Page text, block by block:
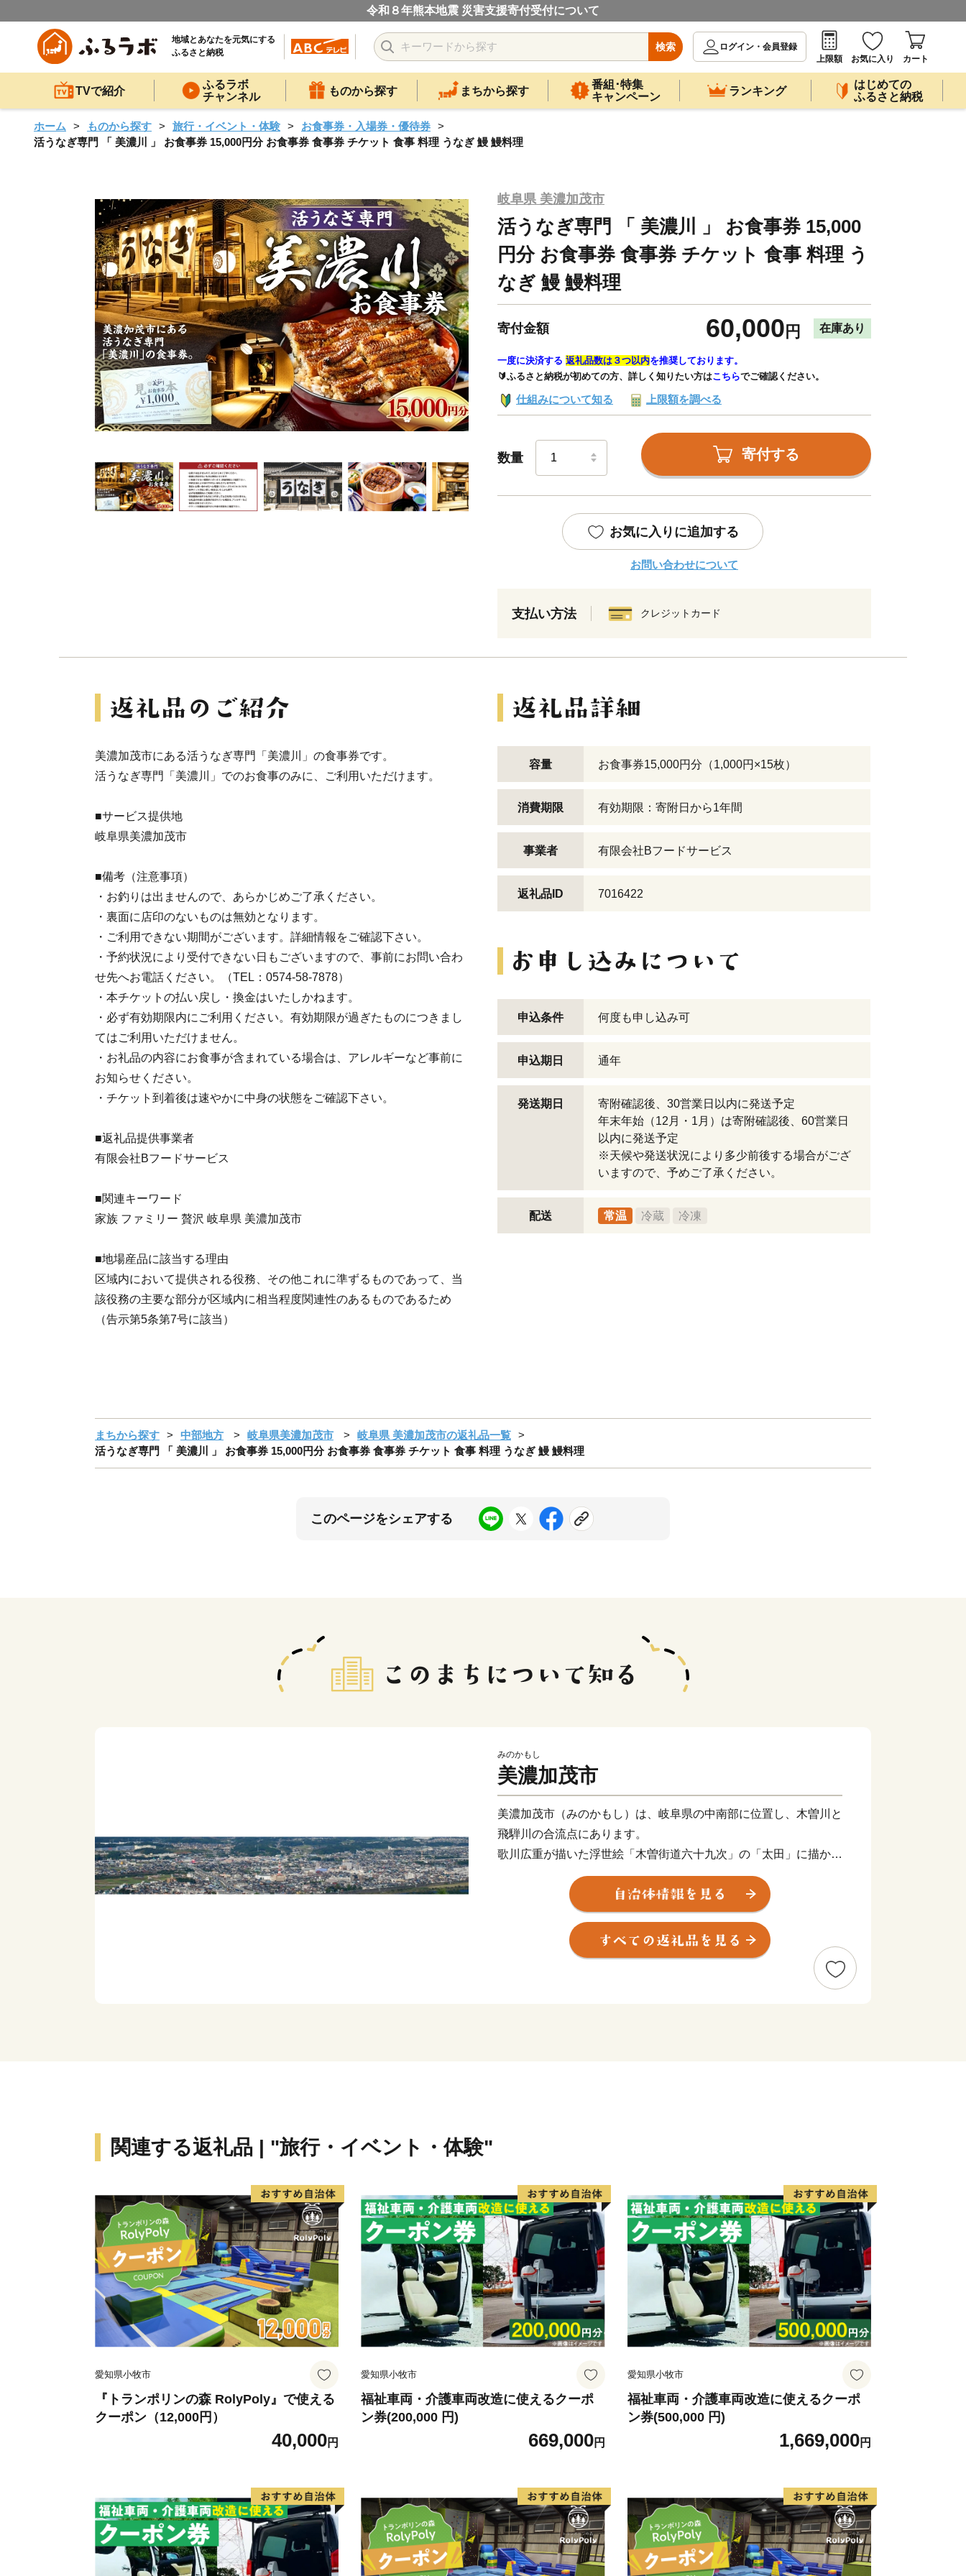
令和８年熊本地震 災害支援寄付受付について
地域とあなたを元気にする
ふるさと納税
検索
ログイン・会員登録
上限額
お気に入り カート
TVで紹介
ふるラボ
チャンネル
ものから探す まちから探す
番組･特集
キャンペーン
ランキング
はじめての
ふるさと納税
ホーム ものから探す 旅行・イベント・体験
お食事券・入場券・優待券
活うなぎ専門 「 美濃川 」 お食事券 15,000円分 お食事券 食事券 チケット 食事 料理 うなぎ 鰻 鰻料理
岐阜県 美濃加茂市
活うなぎ専門 「 美濃川 」 お食事券 15,000
円分 お食事券 食事券 チケット 食事 料理 う
なぎ 鰻 鰻料理
寄付金額 60,000 円 在庫あり
一度に決済する 返礼品数は３つ以内を推奨しております。
🔰ふるさと納税が初めての方、詳しく知りたい方はこちらでご確認ください。
仕組みについて知る 上限額を調べる
数量 寄付する
お気に入りに追加する
お問い合わせについて
支払い方法 クレジットカード
美濃加茂市にある活うなぎ専門「美濃川」の食事券です。
活うなぎ専門「美濃川」でのお食事のみに、ご利用いただけます。
■サービス提供地
岐阜県美濃加茂市
■備考（注意事項）
・お釣りは出ませんので、あらかじめご了承ください。
・裏面に店印のないものは無効となります。
・ご利用できない期間がございます。詳細情報をご確認下さい。
・予約状況により受付できない日もございますので、事前にお問い合わ
せ先へお電話ください。（TEL：0574-58-7878）
・本チケットの払い戻し・換金はいたしかねます。
・必ず有効期限内にご利用ください。有効期限が過ぎたものにつきまし
てはご利用いただけません。
・お礼品の内容にお食事が含まれている場合は、アレルギーなど事前に
お知らせください。
・チケット到着後は速やかに中身の状態をご確認下さい。
■返礼品提供事業者
有限会社Bフードサービス
■関連キーワード
家族 ファミリー 贅沢 岐阜県 美濃加茂市
■地場産品に該当する理由
区域内において提供される役務、その他これに準ずるものであって、当
該役務の主要な部分が区域内に相当程度関連性のあるものであるため
（告示第5条第7号に該当）
容量 お食事券15,000円分（1,000円×15枚）
消費期限 有効期限：寄附日から1年間
事業者 有限会社Bフードサービス
返礼品ID 7016422
申込条件 何度も申し込み可
申込期日 通年
発送期日
寄附確認後、30営業日以内に発送予定
年末年始（12月・1月）は寄附確認後、60営業日
以内に発送予定
※天候や発送状況により多少前後する場合がござ
いますので、予めご了承ください。
配送 常温 冷蔵 冷凍
まちから探す 中部地方 岐阜県美濃加茂市
岐阜県 美濃加茂市の返礼品一覧
活うなぎ専門 「 美濃川 」 お食事券 15,000円分 お食事券 食事券 チケット 食事 料理 うなぎ 鰻 鰻料理
このページをシェアする
みのかもし
美濃加茂市
美濃加茂市（みのかもし）は、岐阜県の中南部に位置し、木曽川と
飛騨川の合流点にあります。
歌川広重が描いた浮世絵「木曽街道六十九次」の「太田」に描かれ
た中山道五十一番の宿場、「太田宿」として賑わいを見せていまし
宿場町として栄えたまちということもあり、交通の要衡として近隣
市町村の商業の中心として栄えてきました。
現在は、大型商業施設や大手企業が工場を構える工業団地があるほ
か、本市特産品で約1000年の歴史がある「堂上蜂屋柿」は、その
関連する返礼品 | "旅行・イベント・体験"
愛知県小牧市
『トランポリンの森 RolyPoly』で使える
クーポン（12,000円）
40,000円
愛知県小牧市
福祉車両・介護車両改造に使えるクーポ
ン券(200,000 円)
669,000円
愛知県小牧市
福祉車両・介護車両改造に使えるクーポ
ン券(500,000 円)
1,669,000円